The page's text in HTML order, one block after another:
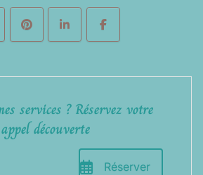
services ? Réservez votre
appel découverte
Réserver